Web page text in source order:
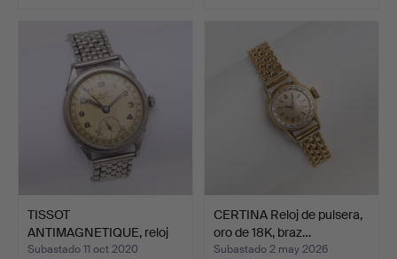
TISSOT
ANTIMAGNETIQUE, reloj
de pulsera, a…
Subastado 11 oct 2020
CERTINA Reloj de pulsera,
oro de 18K, braz…
Subastado 2 may 2026